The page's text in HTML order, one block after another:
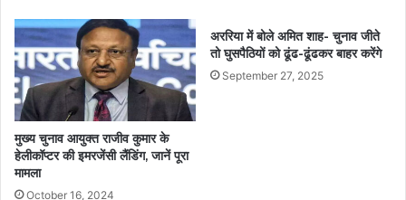
मुख्य चुनाव आयुक्त राजीव कुमार के
हेलीकॉप्टर की इमरजेंसी लैंडिंग, जानें पूरा
मामला
October 16, 2024
अररिया में बोले अमित शाह- चुनाव जीते
तो घुसपैठियों को ढूंढ-ढूंढकर बाहर करेंगे
September 27, 2025